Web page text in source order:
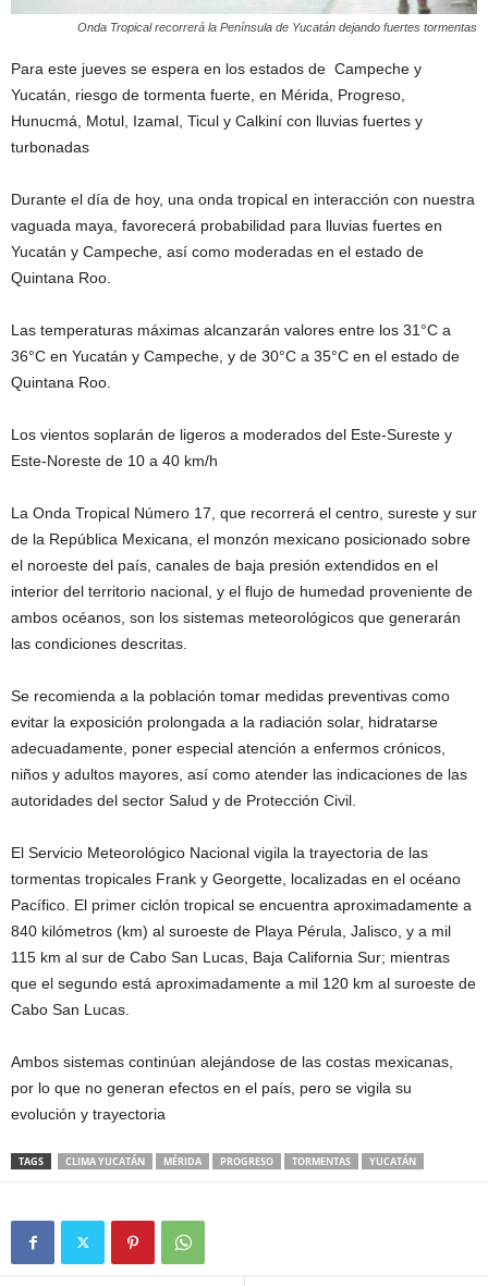
Onda Tropical recorrerá la Península de Yucatán dejando fuertes tormentas
Para este jueves se espera en los estados de Campeche y
Yucatán, riesgo de tormenta fuerte, en Mérida, Progreso,
Hunucmá, Motul, Izamal, Ticul y Calkiní con lluvias fuertes y
turbonadas
Durante el día de hoy, una onda tropical en interacción con nuestra
vaguada maya, favorecerá probabilidad para lluvias fuertes en
Yucatán y Campeche, así como moderadas en el estado de
Quintana Roo.
Las temperaturas máximas alcanzarán valores entre los 31°C a
36°C en Yucatán y Campeche, y de 30°C a 35°C en el estado de
Quintana Roo.
Los vientos soplarán de ligeros a moderados del Este-Sureste y
Este-Noreste de 10 a 40 km/h
La Onda Tropical Número 17, que recorrerá el centro, sureste y sur
de la República Mexicana, el monzón mexicano posicionado sobre
el noroeste del país, canales de baja presión extendidos en el
interior del territorio nacional, y el flujo de humedad proveniente de
ambos océanos, son los sistemas meteorológicos que generarán
las condiciones descritas.
Se recomienda a la población tomar medidas preventivas como
evitar la exposición prolongada a la radiación solar, hidratarse
adecuadamente, poner especial atención a enfermos crónicos,
niños y adultos mayores, así como atender las indicaciones de las
autoridades del sector Salud y de Protección Civil.
El Servicio Meteorológico Nacional vigila la trayectoria de las
tormentas tropicales Frank y Georgette, localizadas en el océano
Pacífico. El primer ciclón tropical se encuentra aproximadamente a
840 kilómetros (km) al suroeste de Playa Pérula, Jalisco, y a mil
115 km al sur de Cabo San Lucas, Baja California Sur; mientras
que el segundo está aproximadamente a mil 120 km al suroeste de
Cabo San Lucas.
Ambos sistemas continúan alejándose de las costas mexicanas,
por lo que no generan efectos en el país, pero se vigila su
evolución y trayectoria
TAGS CLIMA YUCATÁN MÉRIDA PROGRESO TORMENTAS YUCATÁN